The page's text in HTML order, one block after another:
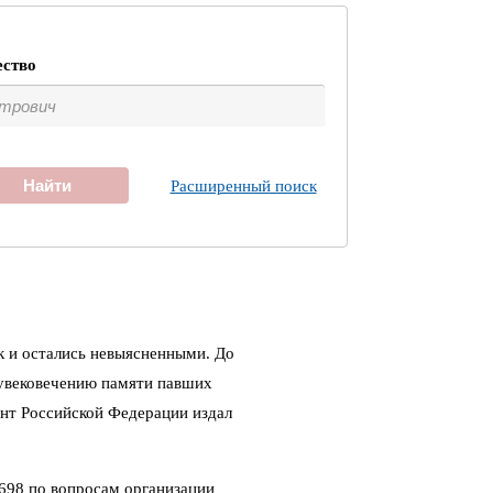
Найти Расширенный поиск
и остались невыясненными. До
памяти павших
Российской Федерации издал
по вопросам организации